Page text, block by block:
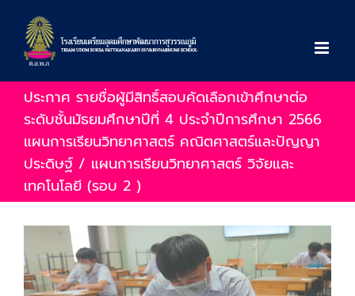
content
ประกาศ รายชื่อผู้มีสิทธิ์สอบคัดเลือกเข้าศึกษาต่อ
ระดับชั้นมัธยมศึกษาปีที่ 4 ประจำปีการศึกษา 2566
แผนการเรียนวิทยาศาสตร์ คณิตศาสตร์และปัญญา
ประดิษฐ์ / แผนการเรียนวิทยาศาสตร์ วิจัยและ
เทคโนโลยี (รอบ 2 )
Image